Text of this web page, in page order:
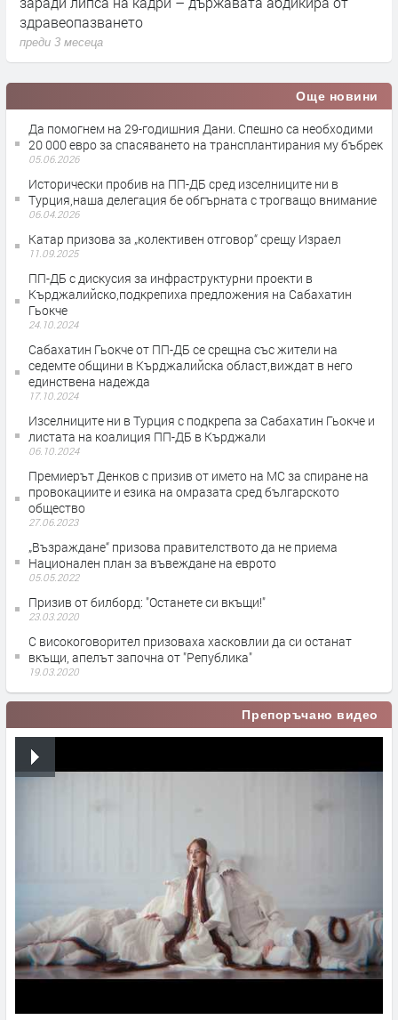
здравеопазването
преди 3 месеца
Още новини
Да помогнем на 29-годишния Дани. Спешно са необходими
20 000 евро за спасяването на трансплантирания му бъбрек
05.06.2026
Исторически пробив на ПП-ДБ сред изселниците ни в
Турция,наша делегация бе обгърната с трогващо внимание
06.04.2026
Катар призова за „колективен отговор“ срещу Израел
11.09.2025
ПП-ДБ с дискусия за инфраструктурни проекти в
Кърджалийско,подкрепиха предложения на Сабахатин
Гьокче
24.10.2024
Сабахатин Гьокче от ПП-ДБ се срещна със жители на
седемте общини в Кърджалийска област,виждат в него
единствена надежда
17.10.2024
Изселниците ни в Турция с подкрепа за Сабахатин Гьокче и
листата на коалиция ПП-ДБ в Кърджали
06.10.2024
Премиерът Денков с призив от името на МС за спиране на
провокациите и езика на омразата сред българското
общество
27.06.2023
„Възраждане“ призова правителството да не приема
Национален план за въвеждане на еврото
05.05.2022
Призив от билборд: "Останете си вкъщи!"
23.03.2020
С високоговорител призоваха хасковлии да си останат
вкъщи, апелът започна от "Република"
19.03.2020
Препоръчано видео